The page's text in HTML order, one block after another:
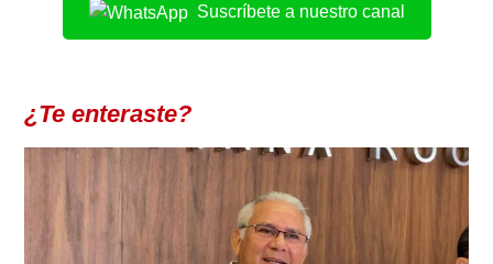
Suscríbete a nuestro canal
¿Te enteraste?